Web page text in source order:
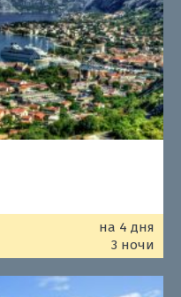
на 4 дня
3 ночи